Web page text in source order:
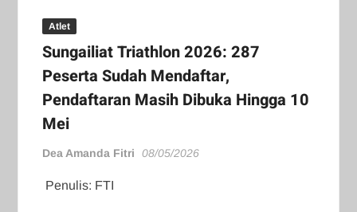
Atlet
Sungailiat Triathlon 2026: 287
Peserta Sudah Mendaftar,
Pendaftaran Masih Dibuka Hingga 10
Mei
Dea Amanda Fitri 08/05/2026
Penulis: FTI